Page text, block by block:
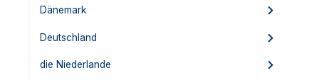
Dänemark
Deutschland
die Niederlande